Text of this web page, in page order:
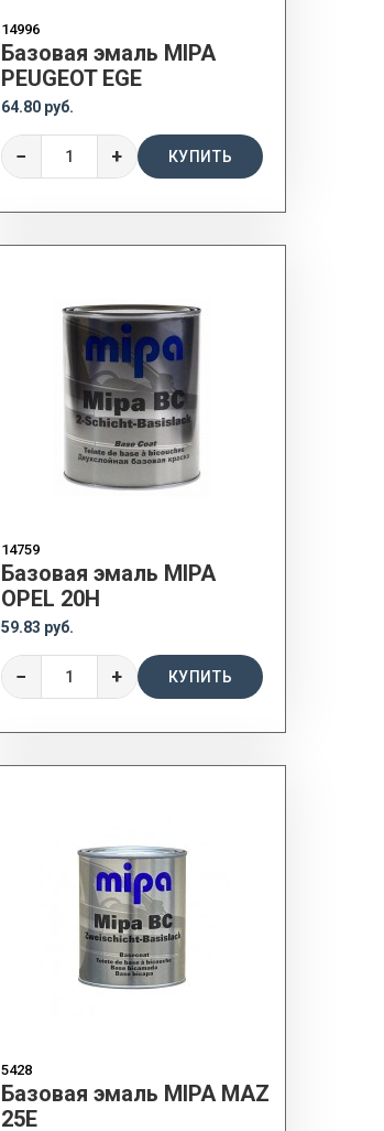
14996
Базовая эмаль MIPA
PEUGEOT EGE
64.80 руб.
− + КУПИТЬ
14759
Базовая эмаль MIPA
OPEL 20H
59.83 руб.
− + КУПИТЬ
5428
Базовая эмаль MIPA MAZ
25E